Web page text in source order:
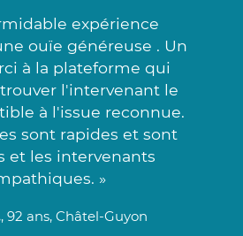
expérience
ouïe généreuse . Un
à la plateforme qui
l'intervenant le
à l'issue reconnue.
sont rapides et sont
et les intervenants
»
, 92 ans, Châtel-Guyon